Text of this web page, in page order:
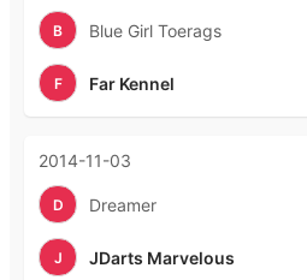
B Blue Girl Toerags
F Far Kennel
2014-11-03
D Dreamer
J JDarts Marvelous